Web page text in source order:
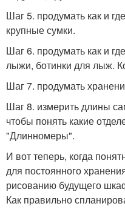
Шаг 5. продумать как и
крупные сумки.
Шаг 6. продумать как и
лыжи, ботинки для лыж.
Шаг 7. продумать
Шаг 8. измерить длины
чтобы понять какие
"Длинномеры".
И вот теперь, когда
для постоянного
рисованию будущего
Как правильно